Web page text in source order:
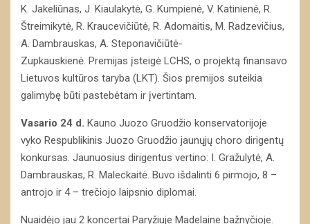
K. Jakeliūnas, J. Kiaulakytė, G. Kumpienė, V. Katinienė, R.
Štreimikytė, R. Kraucevičiūtė, R. Adomaitis, M. Radzevičius,
A. Dambrauskas, A. Steponavičiūtė-
Zupkauskienė. Premijas įsteigė LCHS, o projektą finansavo
Lietuvos kultūros taryba (LKT). Šios premijos suteikia
galimybę būti pastebėtam ir įvertintam.
Vasario 24 d. Kauno Juozo Gruodžio konservatorijoje
vyko Respublikinis Juozo Gruodžio jaunųjų choro dirigentų
konkursas. Jaunuosius dirigentus vertino: I. Gražulytė, A.
Dambrauskas, R. Maleckaitė. Buvo išdalinti 6 pirmojo, 8 –
antrojo ir 4 – trečiojo laipsnio diplomai.
Nuaidėjo jau 2 koncertai Paryžiuje Madelaine bažnyčioje.